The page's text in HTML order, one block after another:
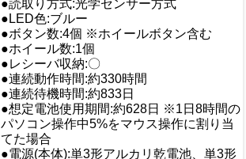
●読取り方式:光学センサー方式
●LED色:ブルー
●ボタン数:4個 ※ホイールボタン含む
●ホイール数:1個
●レシーバ収納:〇
●連続動作時間:約330時間
●連続待機時間:約833日
●想定電池使用期間:約628日 ※1日8時間の
パソコン操作中5%をマウス操作に割り当
てた場合
●電源(本体):単3形アルカリ乾電池、単3形